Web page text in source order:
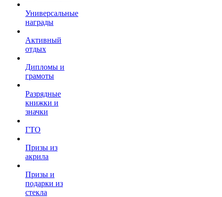
Универсальные
награды
Активный
отдых
Дипломы и
грамоты
Разрядные
книжки и
значки
ГТО
Призы из
акрила
Призы и
подарки из
стекла